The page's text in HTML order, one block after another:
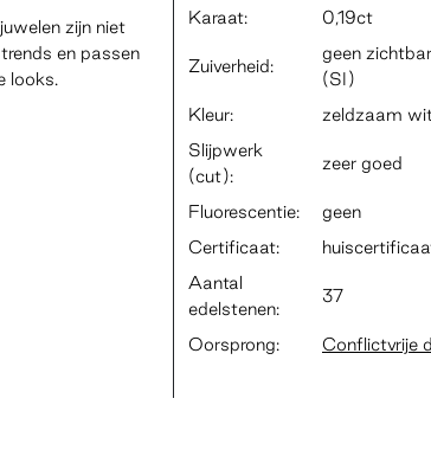
zijn niet
en passen
looks.
Karaat:
0,19ct
Zuiverheid:
geen
(SI)
Kleur:
zeldzaam
Slijpwerk
(cut):
zeer goed
Fluorescentie:
geen
Certificaat:
Aantal
edelstenen:
37
Oorsprong: Conflictvrije